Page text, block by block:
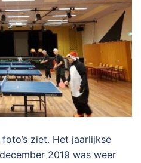
ziet. Het jaarlijkse
2019 was weer